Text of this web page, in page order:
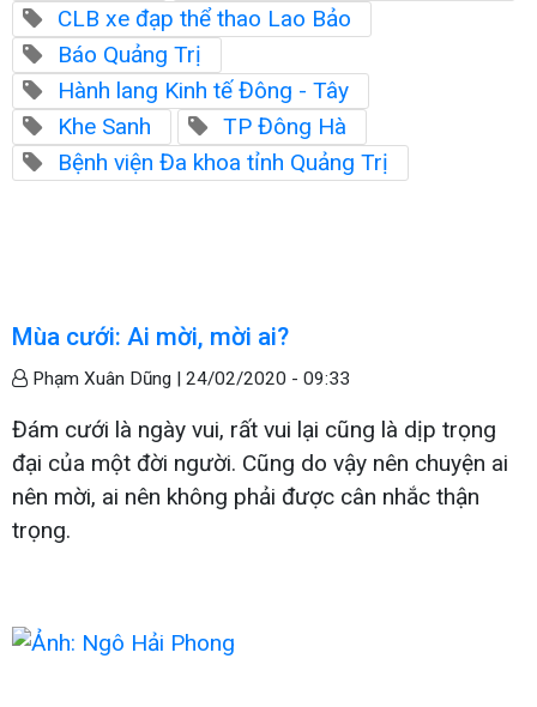
CLB xe đạp thể thao Lao Bảo
Báo Quảng Trị
Hành lang Kinh tế Đông - Tây
Khe Sanh
TP Đông Hà
Bệnh viện Đa khoa tỉnh Quảng Trị
Mùa cưới: Ai mời, mời ai?
Phạm Xuân Dũng | 24/02/2020 - 09:33
Đám cưới là ngày vui, rất vui lại cũng là dịp trọng
đại của một đời người. Cũng do vậy nên chuyện ai
nên mời, ai nên không phải được cân nhắc thận
trọng.